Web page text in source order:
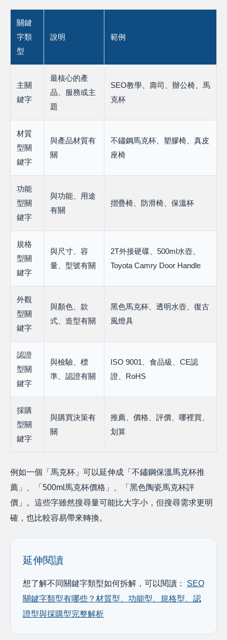
關鍵
字類
型
說明 範例
主關
鍵字
最核心的產
品、服務或主
題
SEO教學、壽司、辦公椅、馬
克杯
材質
型關
鍵字
與產品材質有
關
不鏽鋼馬克杯、塑膠椅、真皮
座椅
功能
型關
鍵字
與功能、用途
有關
摺疊椅、防滑椅、保溫杯
規格
型關
鍵字
與尺寸、容
量、型號有關
2T外接硬碟、500ml水壺、
Toyota Camry Door Handle
外觀
型關
鍵字
與顏色、款
式、造型有關
黑色馬克杯、透明水壺、復古
風燈具
認證
型關
鍵字
與檢驗、標
準、認證有關
ISO 9001、食品級、CE認
證、RoHS
採購
型關
鍵字
與購買決策有
關
推薦、價格、評價、哪裡買、
划算
例如一個「馬克杯」可以延伸成「不鏽鋼保溫馬克杯推
薦」、「500ml馬克杯價格」、「黑色陶瓷馬克杯評
價」。這些字雖然搜尋量可能比大字小，但搜尋需求更明
確，也比較容易帶來轉換。
延伸閱讀
想了解不同關鍵字類型如何拆解，可以閱讀： SEO
關鍵字類型有哪些？材質型、功能型、規格型、認
證型與採購型完整解析